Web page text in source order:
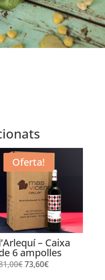
Oferta!
– Caixa
6 ampolles
€El
73,60€El